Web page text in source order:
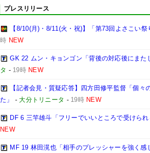
プレスリリース
【8/10(月)・8/11(火・祝)】「第73回よさこい
時 NEW
GK 22 ムン・キョンゴン「背後の対応後にま
タ - 19時 NEW
【記者会見・質疑応答】四方田修平監督「個
た」
- 大分トリニータ - 19時 NEW
DF 6 三竿雄斗「フリーでいいところで受けら
NEW
MF 19 林田滉也「相手のプレッシャーを強く